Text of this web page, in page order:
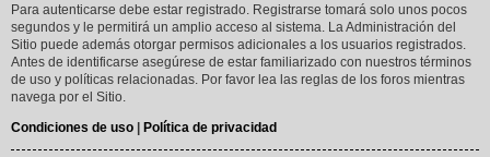
Para autenticarse debe estar registrado. Registrarse tomará solo unos pocos
segundos y le permitirá un amplio acceso al sistema. La Administración del
Sitio puede además otorgar permisos adicionales a los usuarios registrados.
Antes de identificarse asegúrese de estar familiarizado con nuestros términos
de uso y políticas relacionadas. Por favor lea las reglas de los foros mientras
navega por el Sitio.
Condiciones de uso | Política de privacidad